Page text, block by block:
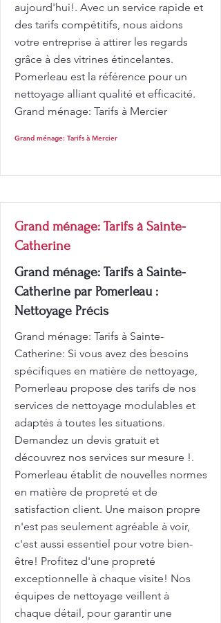
aujourd'hui!. Avec un service rapide et
des tarifs compétitifs, nous aidons
votre entreprise à attirer les regards
grâce à des vitrines étincelantes.
Pomerleau est la référence pour un
nettoyage alliant qualité et efficacité.
Grand ménage: Tarifs à Mercier
Grand ménage: Tarifs à Mercier
Grand ménage: Tarifs à Sainte-
Catherine
Grand ménage: Tarifs à Sainte-
Catherine par Pomerleau :
Nettoyage Précis
Grand ménage: Tarifs à Sainte-
Catherine: Si vous avez des besoins
spécifiques en matière de nettoyage,
Pomerleau propose des tarifs de nos
services de nettoyage modulables et
adaptés à toutes les situations.
Demandez un devis gratuit et
découvrez nos services sur mesure !.
Pomerleau établit de nouvelles normes
en matière de propreté et de
satisfaction client. Une maison propre
n'est pas seulement agréable à voir,
c'est aussi essentiel pour votre bien-
être! Profitez d'une propreté
exceptionnelle à chaque visite! Nos
équipes de nettoyage veillent à
chaque détail, pour garantir une